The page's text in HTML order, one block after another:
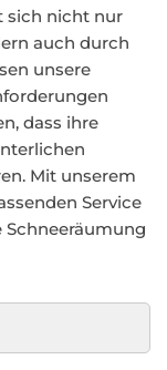
sich nicht nur
auch durch
unsere
dass ihre
Mit unserem
Service